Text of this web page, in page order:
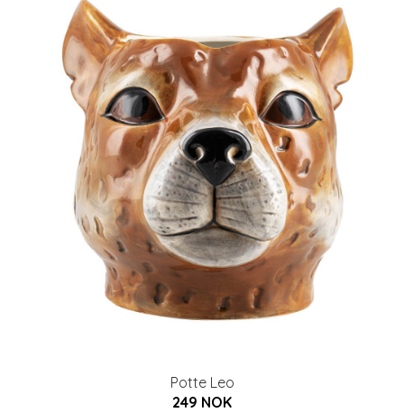
Potte Leo
249 NOK